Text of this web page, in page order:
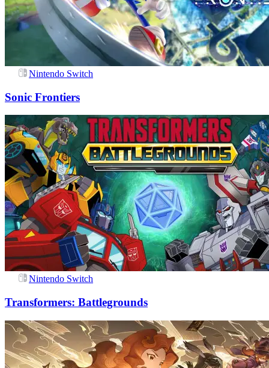
Nintendo Switch
Sonic Frontiers
Nintendo Switch
Transformers: Battlegrounds